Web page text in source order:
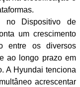
no Dispositivo de
um crescimento
entre os diversos
ao longo prazo em
A Hyundai tenciona
acrescentar